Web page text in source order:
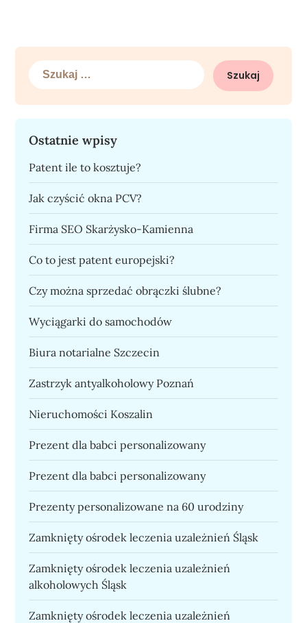
Szukaj:
Ostatnie wpisy
Patent ile to kosztuje?
Jak czyścić okna PCV?
Firma SEO Skarżysko-Kamienna
Co to jest patent europejski?
Czy można sprzedać obrączki ślubne?
Wyciągarki do samochodów
Biura notarialne Szczecin
Zastrzyk antyalkoholowy Poznań
Nieruchomości Koszalin
Prezent dla babci personalizowany
Prezent dla babci personalizowany
Prezenty personalizowane na 60 urodziny
Zamknięty ośrodek leczenia uzależnień Śląsk
Zamknięty ośrodek leczenia uzależnień
alkoholowych Śląsk
Zamknięty ośrodek leczenia uzależnień